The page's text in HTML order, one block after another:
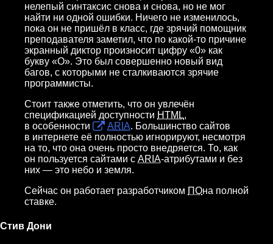
нелепый синтаксис снова и снова, но не мог
найти ни одной ошибки. Ничего не изменилось,
пока он не пришёл в класс, где зрячий помощник
преподавателя заметил, что по какой-то причине
экранный диктор произносит цифру «0» как
букву «О». Это был совершенно новый вид
багов, с которыми не сталкиваются зрячие
программисты.
Стоит также отметить, что он увлечён
спецификацией доступности HTML,
в особенности
ARIA. Большинство сайтов
в интернете её полностью игнорируют, несмотря
на то, что она очень просто внедряется. То, как
он пользуется сайтами с ARIA-атрибутами и без
них — это небо и земля.
Сейчас он работает разработчиком ПОна полной
ставке.
Стив Дони